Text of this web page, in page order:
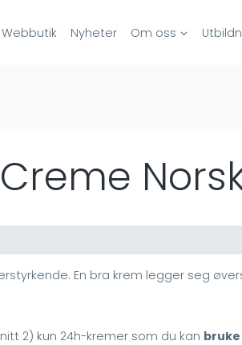
Webbutik Nyheter Om oss
En bra krem legger seg
2) kun 24h-kremer som du kan bruke